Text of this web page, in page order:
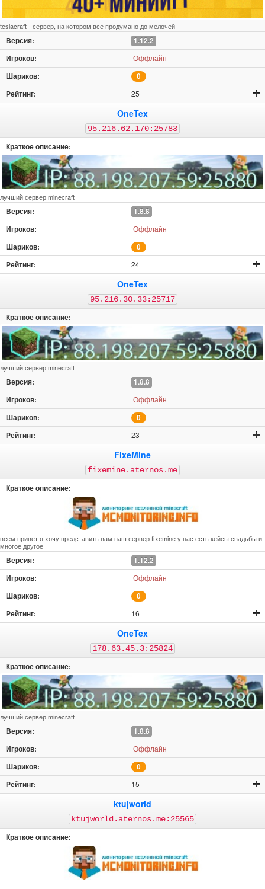
teslacraft - сервер, на котором все продумано до мелочей
1.12.2
Оффлайн
0
25
OneTex
95.216.62.170:25783
лучший сервер minecraft
1.8.8
Оффлайн
0
24
OneTex
95.216.30.33:25717
лучший сервер minecraft
1.8.8
Оффлайн
0
23
FixeMine
fixemine.aternos.me
всем привет я хочу представить вам наш сервер fixemine у нас есть кейсы свадьбы и
многое другое
1.12.2
Оффлайн
0
16
OneTex
178.63.45.3:25824
лучший сервер minecraft
1.8.8
Оффлайн
0
15
ktujworld
ktujworld.aternos.me:25565